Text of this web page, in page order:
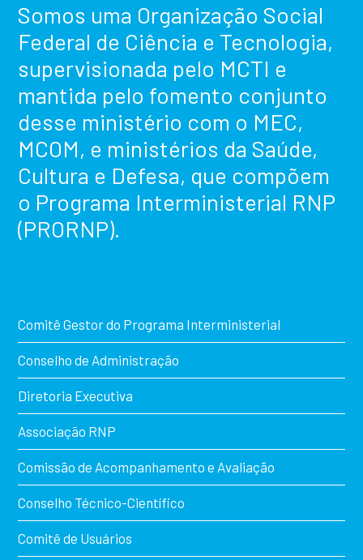
Somos uma Organização Social
Federal de Ciência e Tecnologia,
supervisionada pelo MCTI e
mantida pelo fomento conjunto
desse ministério com o MEC,
MCOM, e ministérios da Saúde,
Cultura e Defesa, que compõem
o Programa Interministerial RNP
(PRORNP).
Comitê Gestor do Programa Interministerial
Conselho de Administração
Diretoria Executiva
Associação RNP
Comissão de Acompanhamento e Avaliação
Conselho Técnico-Científico
Comitê de Usuários